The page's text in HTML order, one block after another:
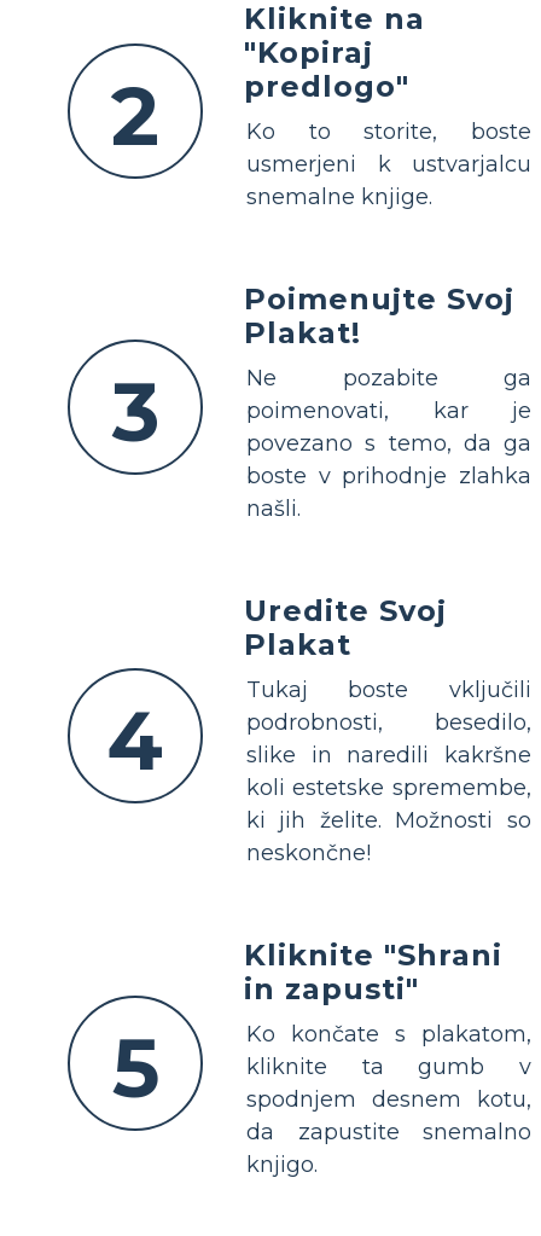
2
Kliknite na
"Kopiraj
predlogo"
Ko to storite, boste
usmerjeni k ustvarjalcu
snemalne knjige.
3
Poimenujte Svoj
Plakat!
Ne pozabite ga
poimenovati, kar je
povezano s temo, da ga
boste v prihodnje zlahka
našli.
4
Uredite Svoj
Plakat
Tukaj boste vključili
podrobnosti, besedilo,
slike in naredili kakršne
koli estetske spremembe,
ki jih želite. Možnosti so
neskončne!
5
Kliknite "Shrani
in zapusti"
Ko končate s plakatom,
kliknite ta gumb v
spodnjem desnem kotu,
da zapustite snemalno
knjigo.